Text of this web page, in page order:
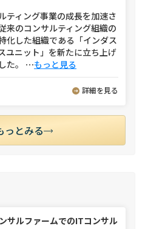
ティング事業の成長を加速さ
来のコンサルティング組織の
化した組織である「インダス
ユニット」を新たに立ち上げ
た。 ⋯もっと見る
詳細を見る
っとみる
サルファームでのITコンサル